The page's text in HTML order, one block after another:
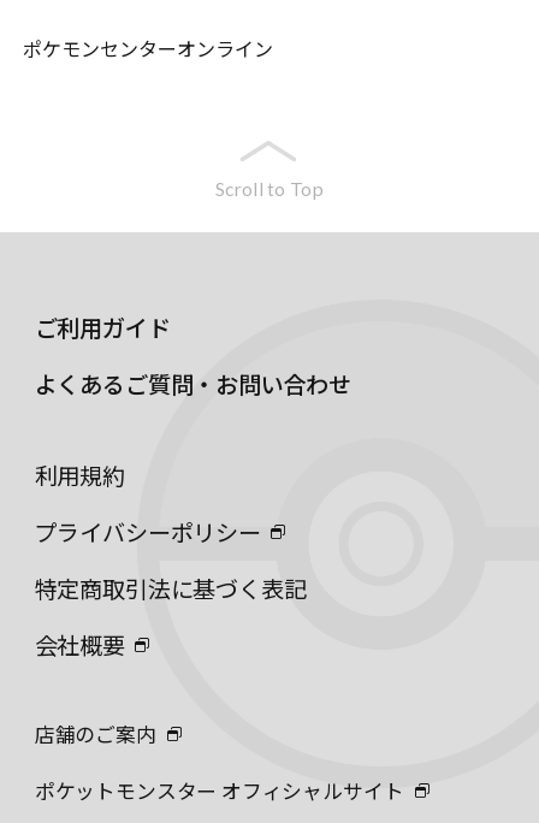
ポケモンセンターオンライン
Scroll to Top
ご利用ガイド
よくあるご質問・お問い合わせ
利用規約
プライバシーポリシー
特定商取引法に基づく表記
会社概要
店舗のご案内
ポケットモンスター オフィシャルサイト